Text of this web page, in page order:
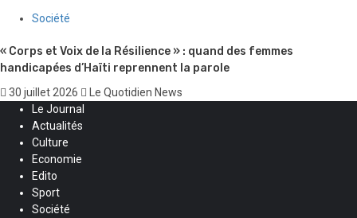
Société
« Corps et Voix de la Résilience » : quand des femmes
handicapées d’Haïti reprennent la parole
30 juillet 2026
Le Quotidien News
Le Journal
Actualités
Culture
Economie
Edito
Sport
Société